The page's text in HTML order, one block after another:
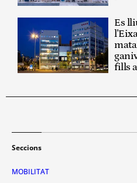
Es
fills
Seccions
MOBILITAT